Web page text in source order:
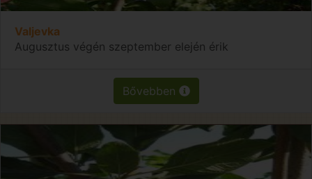
Valjevka
Augusztus végén szeptember elején érik
Bővebben